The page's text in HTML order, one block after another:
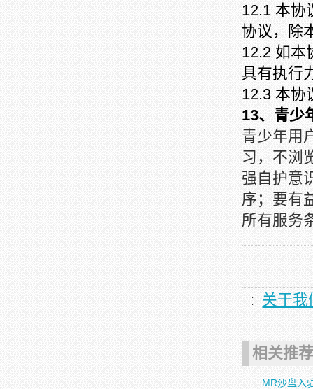
12.1 本协
协议，除
12.2 如本
具有执行
12.3 本协
13、青少
青少年用
习，不浏
强自护意
序；要有
所有服务
: 关于我
相关推荐
MR沙盘入